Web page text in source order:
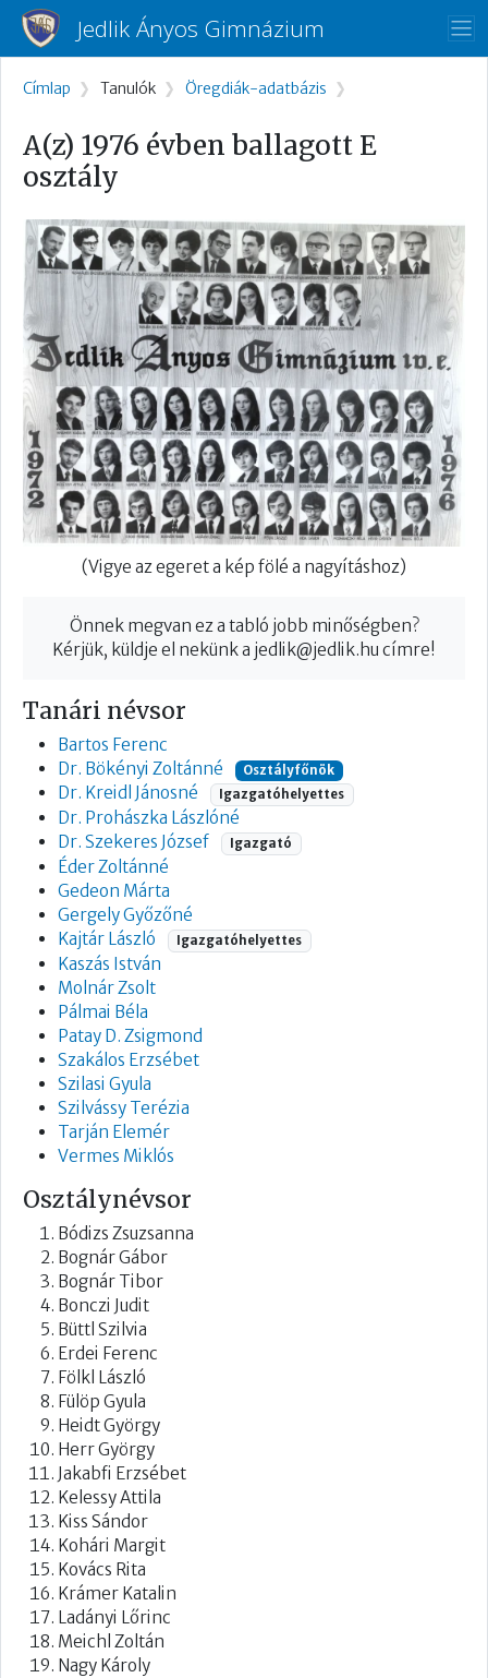
Ugrás a tartalomra
Jedlik Ányos Gimnázium
Morzsa
Címlap Tanulók Öregdiák-adatbázis
A(z) 1976 évben ballagott E
osztály
(Vigye az egeret a kép fölé a nagyításhoz)
Önnek megvan ez a tabló jobb minőségben?
Kérjük, küldje el nekünk a jedlik@jedlik.hu címre!
Tanári névsor
Bartos Ferenc
Dr. Bökényi Zoltánné
Osztályfőnök
Dr. Kreidl Jánosné Igazgatóhelyettes
Dr. Prohászka Lászlóné
Dr. Szekeres József
Igazgató
Éder Zoltánné
Gedeon Márta
Gergely Győzőné
Kajtár László
Igazgatóhelyettes
Kaszás István
Molnár Zsolt
Pálmai Béla
Patay D. Zsigmond
Szakálos Erzsébet
Szilasi Gyula
Szilvássy Terézia
Tarján Elemér
Vermes Miklós
Osztálynévsor
Bódizs Zsuzsanna
Bognár Gábor
Bognár Tibor
Bonczi Judit
Büttl Szilvia
Erdei Ferenc
Fölkl László
Fülöp Gyula
Heidt György
Herr György
Jakabfi Erzsébet
Kelessy Attila
Kiss Sándor
Kohári Margit
Kovács Rita
Krámer Katalin
Ladányi Lőrinc
Meichl Zoltán
Nagy Károly